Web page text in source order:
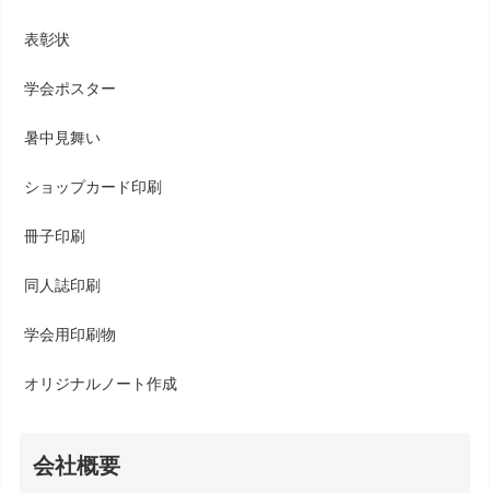
表彰状
学会ポスター
暑中見舞い
ショップカード印刷
冊子印刷
同人誌印刷
学会用印刷物
オリジナルノート作成
会社概要